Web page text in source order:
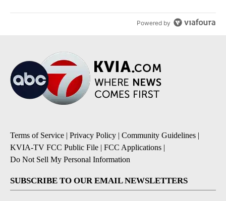
Powered by
Terms of Service | Privacy Policy | Community Guidelines |
KVIA-TV FCC Public File | FCC Applications |
Do Not Sell My Personal Information
SUBSCRIBE TO OUR EMAIL NEWSLETTERS